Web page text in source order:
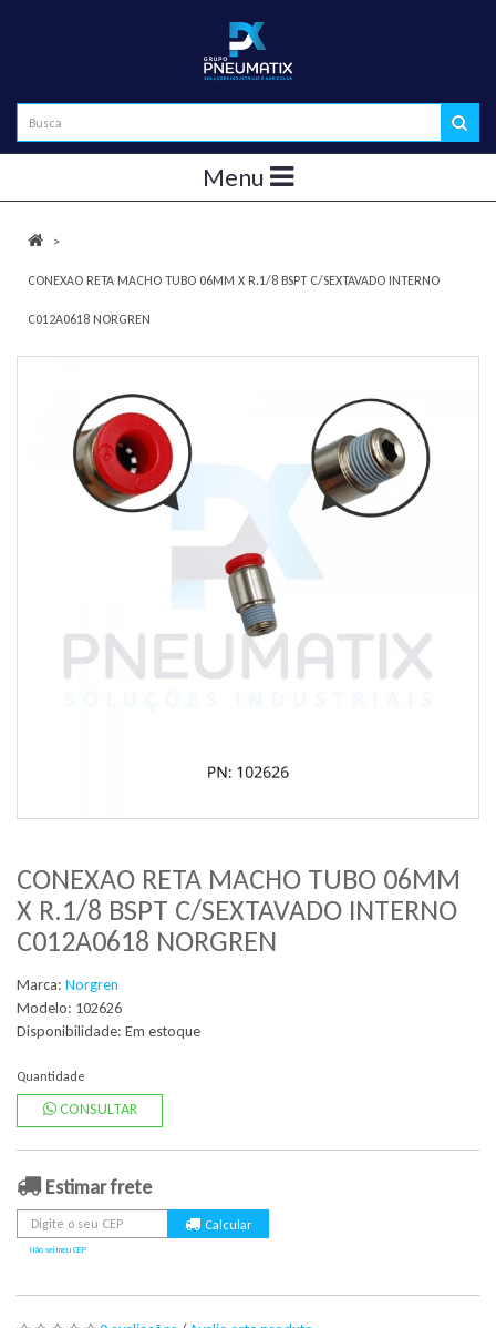
Menu
CONEXAO RETA MACHO TUBO 06MM X R.1/8 BSPT C/SEXTAVADO INTERNO
C012A0618 NORGREN
CONEXAO RETA MACHO TUBO 06MM
X R.1/8 BSPT C/SEXTAVADO INTERNO
C012A0618 NORGREN
Marca: Norgren
Modelo: 102626
Disponibilidade: Em estoque
Quantidade
CONSULTAR
Estimar frete
Não sei meu CEP